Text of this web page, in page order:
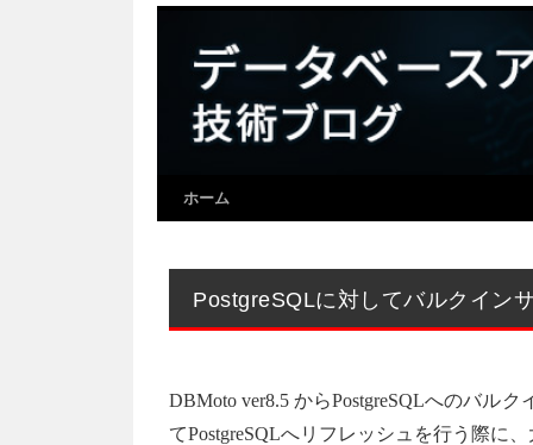
ホーム
PostgreSQLに対してバルクイン
DBMoto ver8.5 からPostgreSQLへのバル
てPostgreSQLへリフレッシュを行う際に